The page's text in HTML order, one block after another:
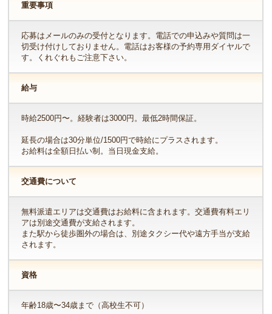
重要事項
応募はメールのみの受付となります。電話での申込みや質問は一
切受け付けしておりません。電話はお客様の予約専用ダイヤルで
す。くれぐれもご注意下さい。
給与
時給2500円〜。経験者は3000円。最低2時間保証。
延長の場合は30分単位/1500円で時給にプラスされます。
お給料は全額日払い制。当日現金支給。
交通費について
無料派遣エリアは交通費はお給料に含まれます。交通費有料エリ
アは別途交通費が支給されます。
また駅から徒歩圏外の場合は、別途タクシー代や遠方手当が支給
されます。
資格
年齢18歳〜34歳まで（高校生不可）